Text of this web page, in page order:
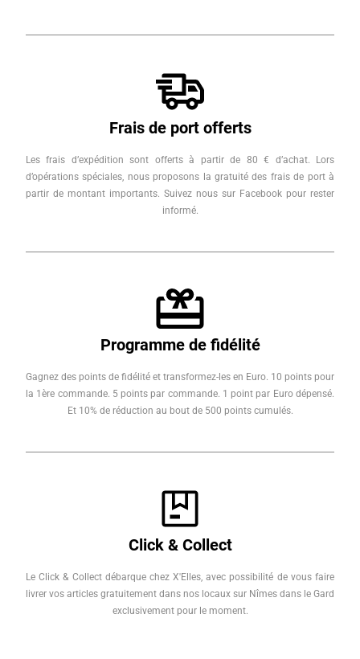
Frais de port offerts
Les frais d’expédition sont offerts à partir de 80 € d’achat. Lors
d’opérations spéciales, nous proposons la gratuité des frais de port à
partir de montant importants. Suivez nous sur Facebook pour rester
informé.
Programme de fidélité
Gagnez des points de fidélité et transformez-les en Euro. 10 points pour
la 1ère commande. 5 points par commande. 1 point par Euro dépensé.
Et 10% de réduction au bout de 500 points cumulés.
Click & Collect
Le Click & Collect débarque chez X'Elles, avec possibilité de vous faire
livrer vos articles gratuitement dans nos locaux sur Nîmes dans le Gard
exclusivement pour le moment.